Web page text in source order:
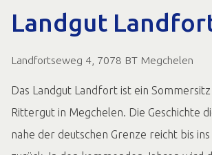
Landgut
Landfortseweg 4, 7078 BT Megchelen
Das Landgut Landfort ist ein
Rittergut in Megchelen. Die Geschichte
nahe der deutschen Grenze reicht bis